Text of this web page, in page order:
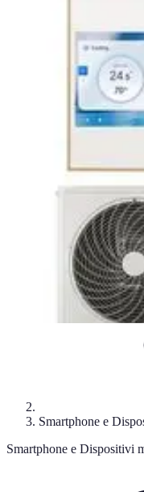
Smartphone e Accessori
Elettrodomestici
Electro Shopping
Smartphone e
Smartphone e Dispositivi